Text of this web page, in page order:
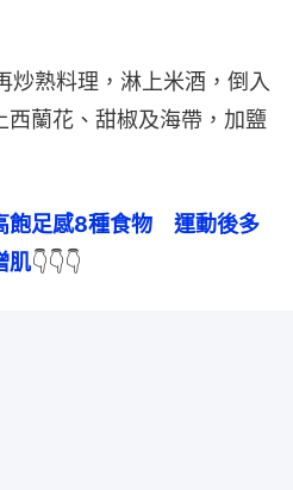
炒熟料理，淋上米酒，倒入
蘭花、甜椒及海帶，加鹽
飽足感8種食物　運動後多
肌👇👇👇